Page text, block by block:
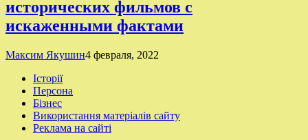
исторических фильмов с
искаженными фактами
Максим Якушин4 февраля, 2022
Історії
Персона
Бізнес
Використання матеріалів сайту
Реклама на сайті